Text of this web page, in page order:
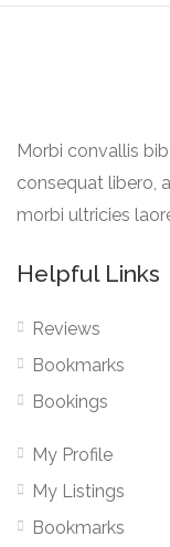
Morbi convallis
consequat libero,
morbi ultricies
Helpful Links
Reviews
Bookmarks
Bookings
My Profile
My Listings
Bookmarks